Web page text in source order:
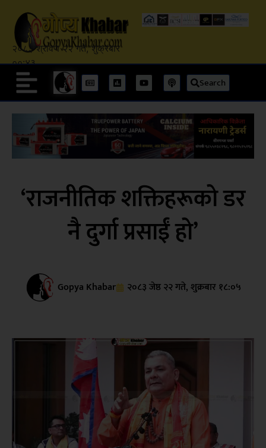
२०८३ श्रावण २२ गते, शुक्रबार
००:४३
Search
‘राजनीतिक शक्तिहरूको डर
नै दुर्गा प्रसाईं हो’
Gopya Khabar २०८३ जेष्ठ २२ गते, शुक्रबार १८:०५